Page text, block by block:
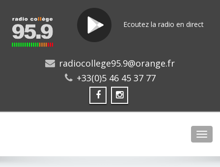
Ecoutez la radio en direct
radiocollege95.9@orange.fr
+33(0)5 46 45 37 77